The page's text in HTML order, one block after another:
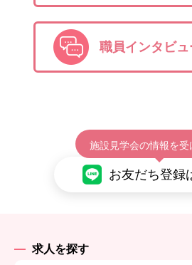
職員インタビュ
施設見学会の情報を受
お友だち登録
求人を探す